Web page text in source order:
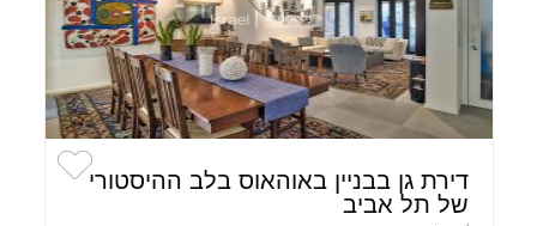
דירת גן בבניין באוהאוס בלב ההיסטורי
של תל אביב